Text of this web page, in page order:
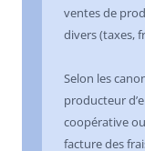
ventes de
divers (taxes,
Selon les
producteur
coopérative
facture des